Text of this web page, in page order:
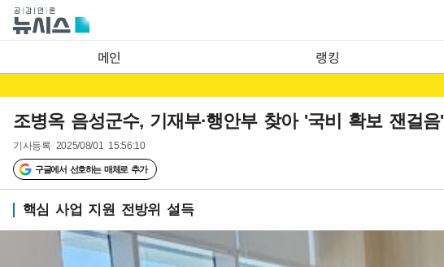
메인 랭킹
조병옥 음성군수, 기재부·행안부 찾아 '국비 확보 잰걸음'
기사등록 2025/08/01 15:56:10
구글에서 선호하는 매체로 추가
핵심 사업 지원 전방위 설득